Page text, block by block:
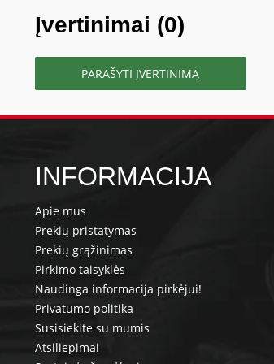
Įvertinimai (0)
PARAŠYTI ĮVERTINIMĄ
INFORMACIJA
Apie mus
Prekių pristatymas
Prekių grąžinimas
Pirkimo taisyklės
Naudinga informacija pirkėjui!
Privatumo politika
Susisiekite su mumis
Atsiliepimai